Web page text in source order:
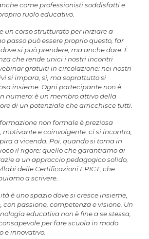
come professionisti soddisfatti e
ruolo educativo.
un corso strutturato per iniziare a
passo può essere proprio questo, far
si può prendere, ma anche dare. È
che rende unici i nostri incontri
gratuiti in circolazione: nei nostri
si impara, sì, ma soprattutto si
insieme. Ogni partecipante non è
numero: è un membro attivo della
di un potenziale che arricchisce tutti.
non formale è preziosa
motivante e coinvolgente: ci si incontra,
a vicenda. Poi, quando si torna in
il rigore: quello che garantiamo ai
a un approccio pedagogico solido,
delle Certificazioni EPICT, che
a scrivere.
è uno spazio dove si cresce insieme,
con passione, competenza e visione. Un
educativa non è fine a se stessa,
per fare scuola in modo
e innovativo.